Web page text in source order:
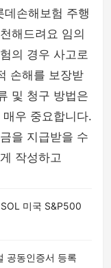
손해보험 주행
해드려요 임의
의 경우 사고로
손해를 보장받
및 청구 방법은
우 중요합니다.
을 지급받을 수
작성하고
미국 S&P500
공동인증서 등록